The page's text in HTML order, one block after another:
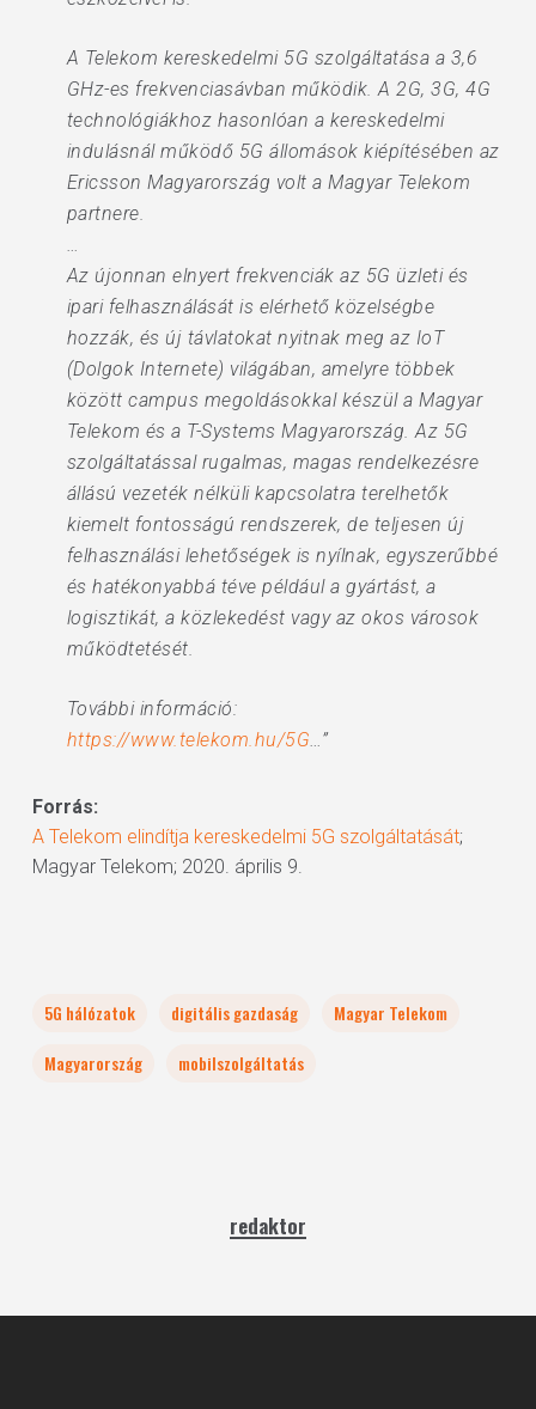
A Telekom kereskedelmi 5G szolgáltatása a 3,6
GHz-es frekvenciasávban működik. A 2G, 3G, 4G
technológiákhoz hasonlóan a kereskedelmi
indulásnál működő 5G állomások kiépítésében az
Ericsson Magyarország volt a Magyar Telekom
partnere.
…
Az újonnan elnyert frekvenciák az 5G üzleti és
ipari felhasználását is elérhető közelségbe
hozzák, és új távlatokat nyitnak meg az IoT
(Dolgok Internete) világában, amelyre többek
között campus megoldásokkal készül a Magyar
Telekom és a T-Systems Magyarország. Az 5G
szolgáltatással rugalmas, magas rendelkezésre
állású vezeték nélküli kapcsolatra terelhetők
kiemelt fontosságú rendszerek, de teljesen új
felhasználási lehetőségek is nyílnak, egyszerűbbé
és hatékonyabbá téve például a gyártást, a
logisztikát, a közlekedést vagy az okos városok
működtetését.
További információ:
https://www.telekom.hu/5G…”
Forrás:
A Telekom elindítja kereskedelmi 5G szolgáltatását;
Magyar Telekom; 2020. április 9.
5G hálózatok digitális gazdaság
Magyar Telekom
Magyarország
mobilszolgáltatás
redaktor